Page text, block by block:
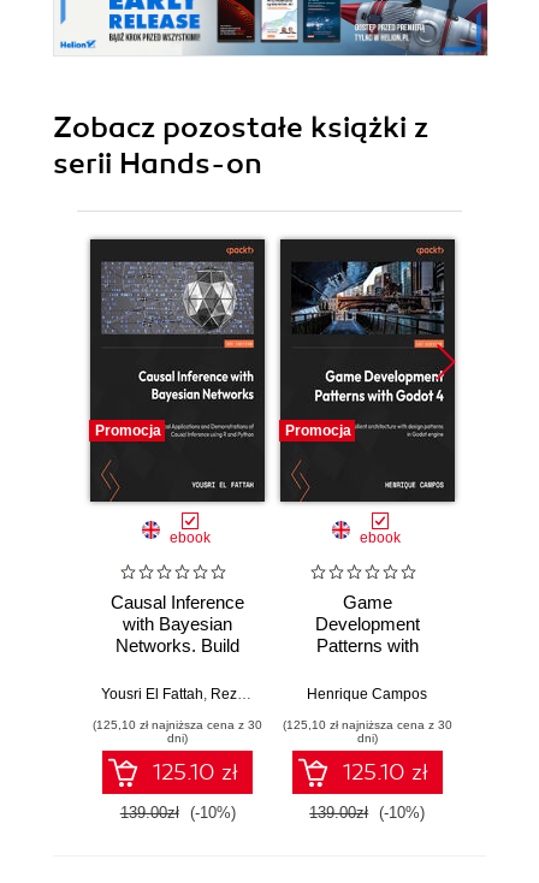
Zobacz pozostałe książki z
serii Hands-on
Promocja
ebook
Causal Inference
with Bayesian
Networks. Build
Networks and
Models with R and
Python
Yousri El Fattah Reza Bagheri
(125,10 zł najniższa cena z 30
dni)
125.10 zł
139.00zł (-10%)
Promocja
ebook
Game
Development
Patterns with
resilient game
industry-standard
solutions in Godot
Henrique Campos
(125,10 zł najniższa cena z 30
dni)
125.10 zł
139.00zł (-10%)